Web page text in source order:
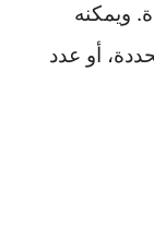
ويمكنه
أو عدد